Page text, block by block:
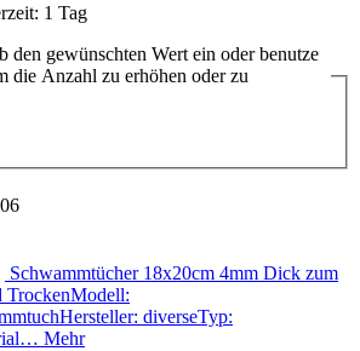
1 Tag
den gewünschten Wert ein oder benutze
die Anzahl zu erhöhen oder zu
Schwammtücher 18x20cm 4mm Dick zum
TrockenModell:
diverseTyp:
Mehr